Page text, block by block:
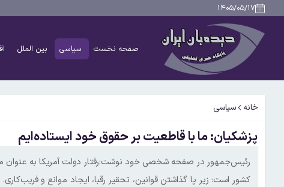
۱۴۰۵/۰۵/۱۷
صفحه نخست سیاسی بین الملل
خانه سیاسی
‏پزشکیان: ما با قاطعیت بر حقوق خود ایستاده‌ایم
رئیس‌جمهور در صفحه شخصی خود نوشت:رفتار دولت آمریکا به عنوان
کشور است: زیر پا گذاشتن قوانین، تحقیر رقبا، ایجاد موانع و